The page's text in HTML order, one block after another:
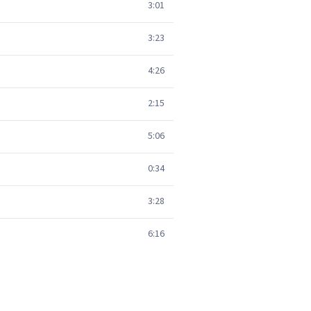
3:01
3:23
4:26
2:15
5:06
0:34
3:28
6:16